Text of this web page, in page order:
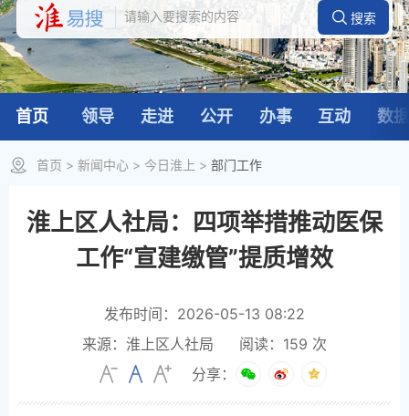
首页 领导 走进 公开 办事 互动 数
首页 > 新闻中心 > 今日淮上 > 部门工作
淮上区人社局：四项举措推动医保
工作“宣建缴管”提质增效
发布时间：2026-05-13 08:22
来源：淮上区人社局
阅读： 159 次
分享：